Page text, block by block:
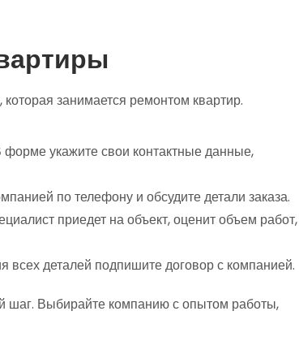
занимается ремонтом квартир.
форме укажите свои контактные данные,
по телефону и обсудите детали заказа.
приедет на объект, оценит объем работ,
всех деталей подпишите договор с компанией.
шаг. Выбирайте компанию с опытом работы,